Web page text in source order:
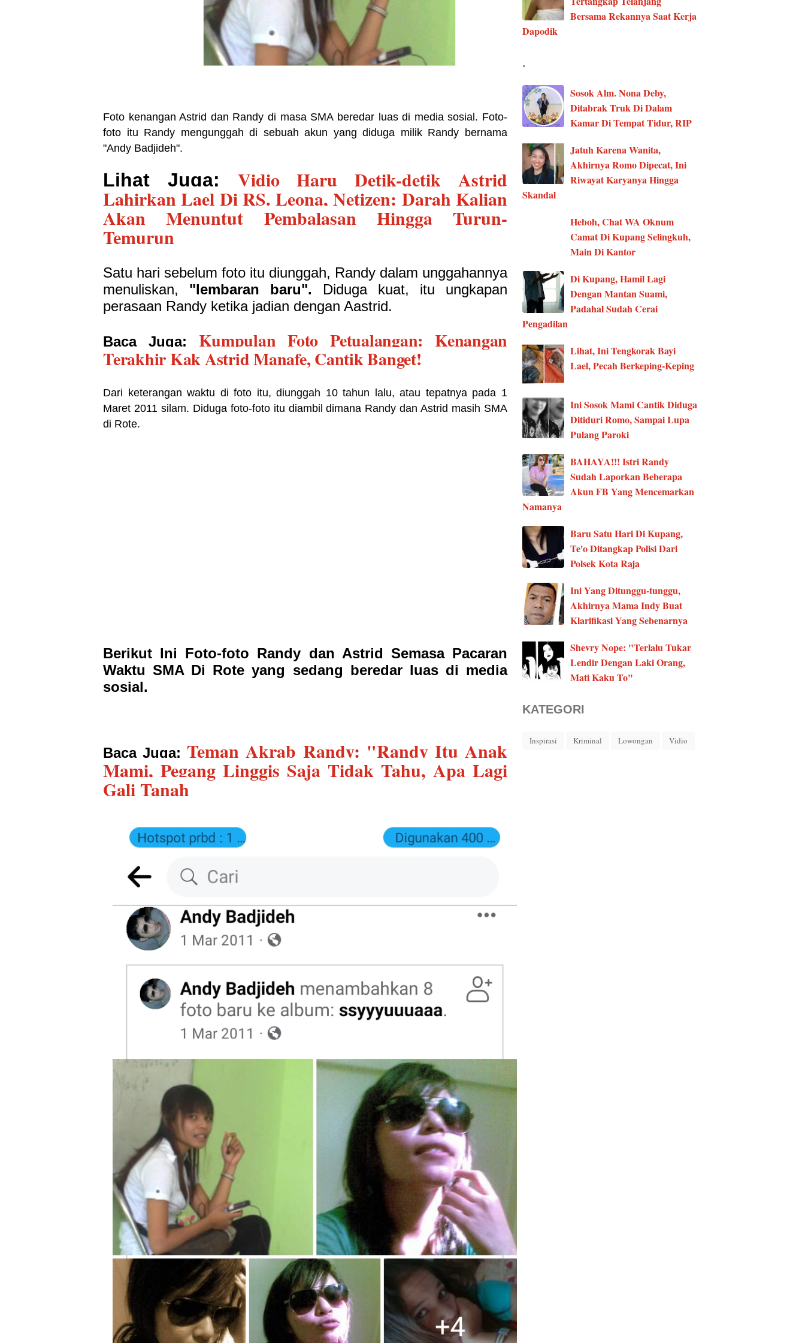
Foto kenangan Astrid dan Randy di masa SMA beredar luas di media sosial. Foto-
foto itu Randy mengunggah di sebuah akun yang diduga milik Randy bernama
"Andy Badjideh".
Lihat Juga: Vidio Haru Detik-detik Astrid
Lahirkan Lael Di RS. Leona, Netizen: Darah Kalian
Akan Menuntut Pembalasan Hingga Turun-
Temurun
Satu hari sebelum foto itu diunggah, Randy dalam unggahannya
menuliskan, "lembaran baru". Diduga kuat, itu ungkapan
perasaan Randy ketika jadian dengan Aastrid.
Baca Juga:Kumpulan Foto Petualangan: Kenangan
Terakhir Kak Astrid Manafe, Cantik Banget!
Dari keterangan waktu di foto itu, diunggah 10 tahun lalu, atau tepatnya pada 1
Maret 2011 silam. Diduga foto-foto itu diambil dimana Randy dan Astrid masih SMA
di Rote.
Berikut Ini Foto-foto Randy dan Astrid Semasa Pacaran
Waktu SMA Di Rote yang sedang beredar luas di media
sosial.
Baca Juga: Teman Akrab Randy: "Randy Itu Anak
Mami, Pegang Linggis Saja Tidak Tahu, Apa Lagi
Gali Tanah
Bersama Rekannya Saat Kerja
Dapodik
.
Sosok Alm. Nona Deby,
Ditabrak Truk Di Dalam
Kamar Di Tempat Tidur, RIP
Jatuh Karena Wanita,
Akhirnya Romo Dipecat, Ini
Riwayat Karyanya Hingga
Skandal
Heboh, Chat WA Oknum
Camat Di Kupang Selingkuh,
Main Di Kantor
Di Kupang, Hamil Lagi
Dengan Mantan Suami,
Padahal Sudah Cerai
Pengadilan
Lihat, Ini Tengkorak Bayi
Lael, Pecah Berkeping-Keping
Ini Sosok Mami Cantik Diduga
Ditiduri Romo, Sampai Lupa
Pulang Paroki
BAHAYA!!! Istri Randy
Sudah Laporkan Beberapa
Akun FB Yang Mencemarkan
Namanya
Baru Satu Hari Di Kupang,
Te'o Ditangkap Polisi Dari
Polsek Kota Raja
Ini Yang Ditunggu-tunggu,
Akhirnya Mama Indy Buat
Klarifikasi Yang Sebenarnya
Shevry Nope: "Terlalu Tukar
Lendir Dengan Laki Orang,
Mati Kaku To"
KATEGORI
Inspirasi Kriminal Lowongan Vidio